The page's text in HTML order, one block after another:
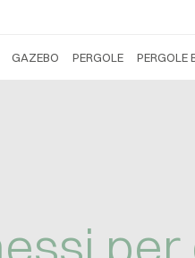
GAZEBO PERGOLE PERGOLE